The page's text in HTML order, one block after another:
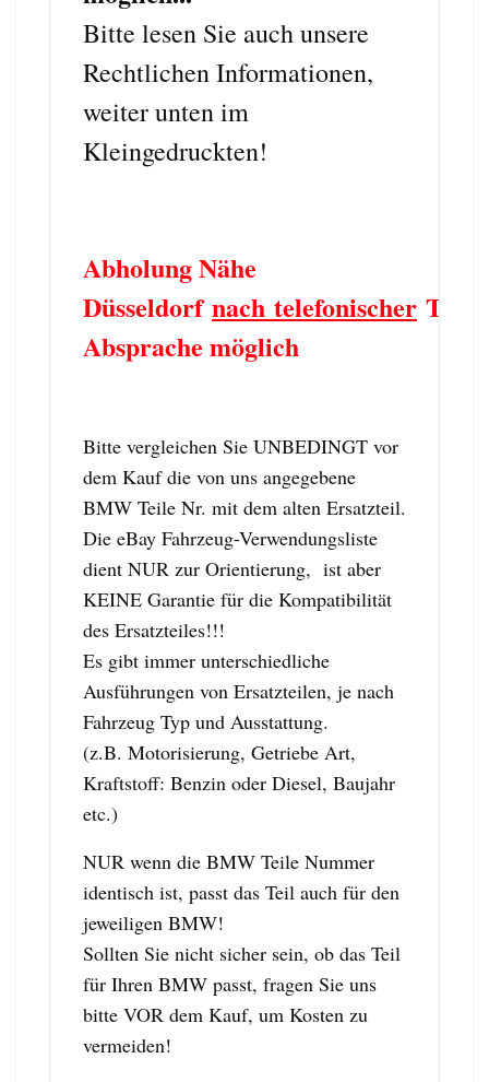
Bitte lesen Sie auch unsere
Rechtlichen Informationen,
weiter unten im
Kleingedruckten!
Abholung Nähe
Düsseldorfnach telefonischer
Absprache möglich
Bitte vergleichen Sie UNBEDINGT vor
dem Kauf die von uns angegebene
BMW Teile Nr. mit dem alten Ersatzteil.
Die eBay Fahrzeug-Verwendungsliste
dient NUR zur Orientierung, ist aber
KEINE Garantie für die Kompatibilität
des Ersatzteiles!!!
Es gibt immer unterschiedliche
Ausführungen von Ersatzteilen, je nach
Fahrzeug Typ und Ausstattung.
(z.B. Motorisierung, Getriebe Art,
Kraftstoff: Benzin oder Diesel, Baujahr
etc.)
NUR wenn die BMW Teile Nummer
identisch ist, passt das Teil auch für den
jeweiligen BMW!
Sollten Sie nicht sicher sein, ob das Teil
für Ihren BMW passt, fragen Sie uns
bitte VOR dem Kauf, um Kosten zu
vermeiden!